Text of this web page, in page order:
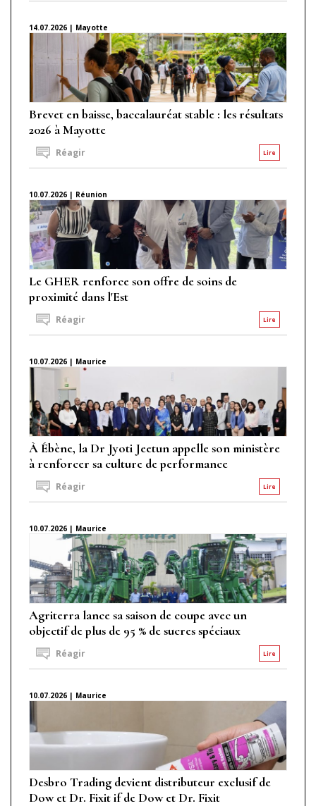
14.07.2026 | Mayotte
Brevet en baisse, baccalauréat stable : les résultats
2026 à Mayotte
Lire
Réagir
10.07.2026 | Réunion
Le GHER renforce son offre de soins de
proximité dans l'Est
Lire
Réagir
10.07.2026 | Maurice
À Ébène, la Dr Jyoti Jeetun appelle son ministère
à renforcer sa culture de performance
Lire
Réagir
10.07.2026 | Maurice
Agriterra lance sa saison de coupe avec un
objectif de plus de 95 % de sucres spéciaux
Lire
Réagir
10.07.2026 | Maurice
Desbro Trading devient distributeur exclusif de
Dow et Dr. Fixit if de Dow et Dr. Fixit